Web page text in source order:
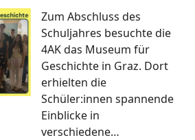
Zum Abschluss des
Schuljahres besuchte die
4AK das Museum für
Geschichte in Graz. Dort
erhielten die
Schüler:innen spannende
Einblicke in
verschiedene…